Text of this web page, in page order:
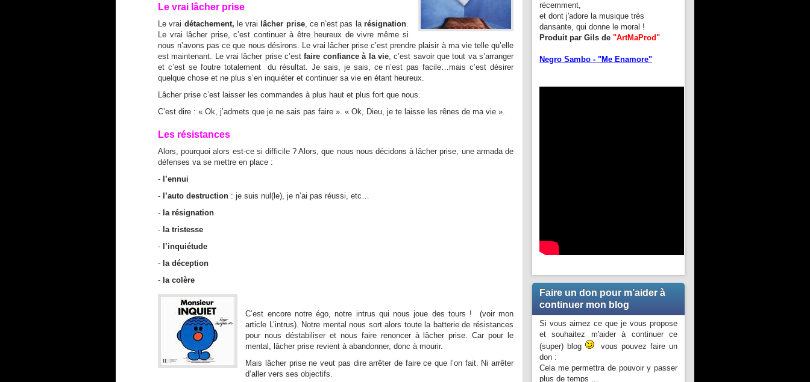
Le vrai lâcher prise
Le vrai détachement, le vrai lâcher prise, ce n’est pas larésignation.
Le vrai lâcher prise, c’est continuer à être heureux de vivre même si
nous n’avons pas ce que nous désirons. Le vrai lâcher prise c’est prendre plaisir à ma vie telle qu’elle
est maintenant. Le vrai lâcher prise c’estfaire confiance à la vie, c’est savoir que tout va s’arranger
et c’est se foutre totalement du résultat. Je sais, je sais, ce n’est pas facile…mais c’est désirer
quelque chose et ne plus s’en inquiéter et continuer sa vie en étant heureux.
Lâcher prise c’est laisser les commandes à plus haut et plus fort que nous.
C’est dire : « Ok, j’admets que je ne sais pas faire ». « Ok, Dieu, je te laisse les rênes de ma vie ».
Les résistances
Alors, pourquoi alors est-ce si difficile ? Alors, que nous nous décidons à lâcher prise, une armada de
défenses va se mettre en place :
- l’ennui
- l’auto destruction : je suis nul(le), je n’ai pas réussi, etc…
- la résignation
- la tristesse
- l’inquiétude
- la déception
- la colère
C’est encore notre égo, notre intrus qui nous joue des tours ! (voir mon
article L’intrus). Notre mental nous sort alors toute la batterie de résistances
pour nous déstabiliser et nous faire renoncer à lâcher prise. Car pour le
mental, lâcher prise revient à abandonner, donc à mourir.
Mais lâcher prise ne veut pas dire arrêter de faire ce que l’on fait. Ni arrêter
d’aller vers ses objectifs.
récemment,
et dont j'adore la musique très
dansante, qui donne le moral !
Produit par Gils de "ArtMaProd"
Negro Sambo - "Me Enamore"
Faire un don pour m’aider à
continuer mon blog
Si vous aimez ce que je vous propose
et souhaitez m'aider à continuer ce
(super) blog
vous pouvez faire un
don :
Cela me permettra de pouvoir y passer
plus de temps ...